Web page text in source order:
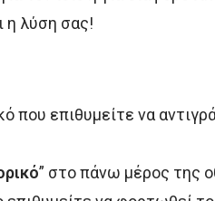
η λύση σας!
που επιθυμείτε να
” στο πάνω μέρος της